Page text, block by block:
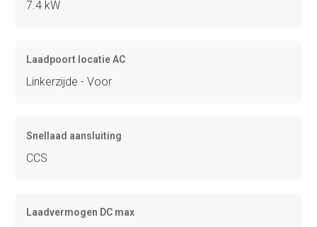
7.4 kW
Laadpoort locatie AC
Linkerzijde - Voor
Snellaad aansluiting
CCS
Laadvermogen DC max